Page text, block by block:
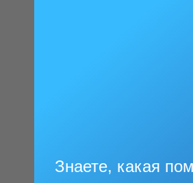
Знаете, какая